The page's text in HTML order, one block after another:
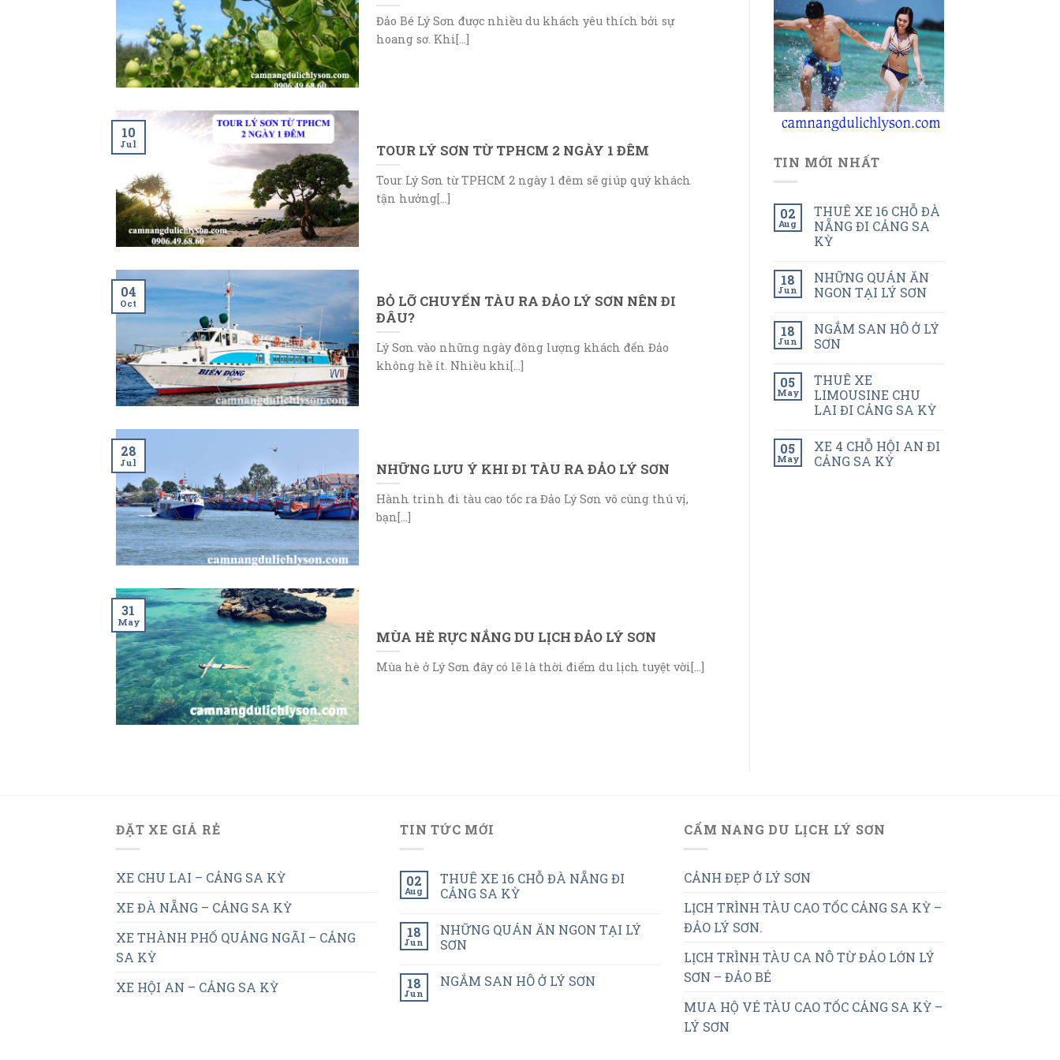
Đảo Bé Lý Sơn được nhiều du khách yêu thích bởi sự
hoang sơ. Khi[...]
TOUR LÝ SƠN TỪ TPHCM 2 NGÀY 1 ĐÊM
Tour Lý Sơn từ TPHCM 2 ngày 1 đêm sẽ giúp quý khách
tận hưởng[...]
10
Jul
BỎ LỠ CHUYẾN TÀU RA ĐẢO LÝ SƠN NÊN ĐI
ĐÂU?
Lý Sơn vào những ngày đông lượng khách đến Đảo
không hề ít. Nhiều khi[...]
04
Oct
NHỮNG LƯU Ý KHI ĐI TÀU RA ĐẢO LÝ SƠN
Hành trình đi tàu cao tốc ra Đảo Lý Sơn vô cùng thú vị,
bạn[...]
28
Jul
MÙA HÈ RỰC NẮNG DU LỊCH ĐẢO LÝ SƠN
Mùa hè ở Lý Sơn đây có lẽ là thời điểm du lịch tuyệt vời[...]
31
May
TIN MỚI NHẤT
02
Aug
THUÊ XE 16 CHỖ ĐÀ
NẴNG ĐI CẢNG SA
KỲ
18
Jun
NHỮNG QUÁN ĂN
NGON TẠI LÝ SƠN
18
Jun
NGẮM SAN HÔ Ở LÝ
SƠN
05
May
THUÊ XE
LIMOUSINE CHU
LAI ĐI CẢNG SA KỲ
05
May
XE 4 CHỖ HỘI AN ĐI
CẢNG SA KỲ
ĐẶT XE GIÁ RẺ
XE CHU LAI – CẢNG SA KỲ
XE ĐÀ NẴNG – CẢNG SA KỲ
XE THÀNH PHỐ QUẢNG NGÃI – CẢNG
SA KỲ
XE HỘI AN – CẢNG SA KỲ
TIN TỨC MỚI
02
Aug
THUÊ XE 16 CHỖ ĐÀ NẴNG ĐI
CẢNG SA KỲ
18
Jun
NHỮNG QUÁN ĂN NGON TẠI LÝ
SƠN
18
Jun
NGẮM SAN HÔ Ở LÝ SƠN
CẨM NANG DU LỊCH LÝ SƠN
CẢNH ĐẸP Ở LÝ SƠN
LỊCH TRÌNH TÀU CAO TỐC CẢNG SA KỲ –
ĐẢO LÝ SƠN.
LỊCH TRÌNH TÀU CA NÔ TỪ ĐẢO LỚN LÝ
SƠN – ĐẢO BÉ
MUA HỘ VÉ TÀU CAO TỐC CẢNG SA KỲ –
LÝ SƠN